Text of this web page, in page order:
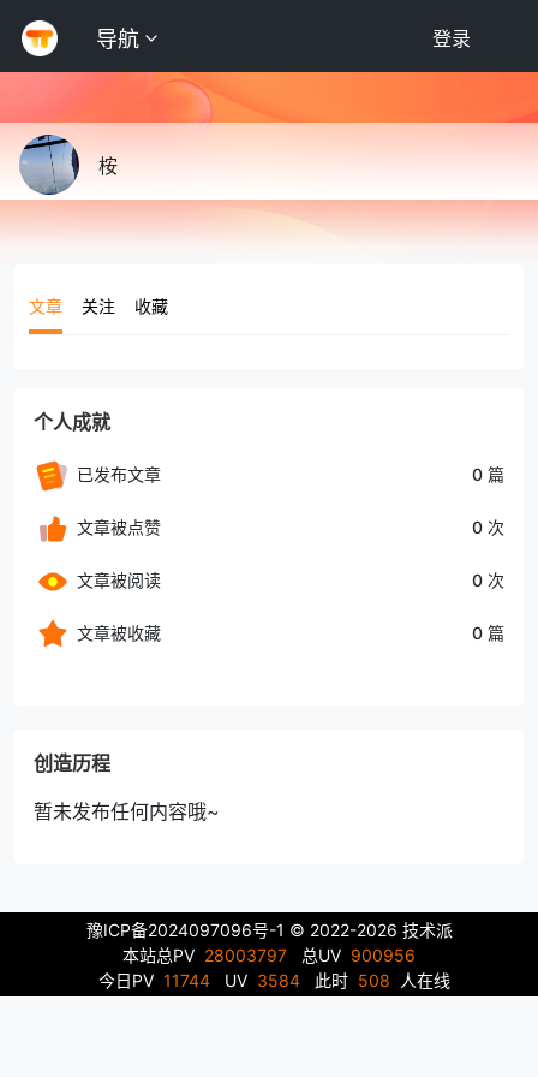
导航 登录
桉
文章 关注 收藏
个人成就
已发布文章 0 篇
文章被点赞 0 次
文章被阅读 0 次
文章被收藏 0 篇
创造历程
暂未发布任何内容哦~
豫ICP备2024097096号-1 © 2022-2026 技术派
本站总PV 28003797 总UV 900956
今日PV 11744UV 3584此时 508 人在线